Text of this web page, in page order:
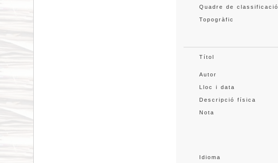
Quadre de classificació
Topogràfic
Títol
Autor
Lloc i data
Descripció física
Nota
Idioma